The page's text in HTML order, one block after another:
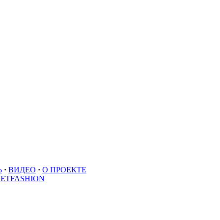
· ВИДЕО · О ПРОЕКТЕ